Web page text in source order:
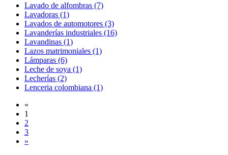
Lavado de alfombras (7)
Lavadoras (1)
Lavados de automotores (3)
Lavanderías industriales (16)
Lavandinas (1)
Lazos matrimoniales (1)
Lámparas (6)
Leche de soya (1)
Lecherías (2)
Lenceria colombiana (1)
«
1
2
3
»